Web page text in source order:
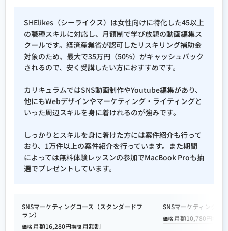
SHElikes（シーライクス）は女性向けに特化した45以上
の職種スキルに対応し、月額制で学び放題の動画編集ス
クールです。経済産業省が認可したリスキリング補助金
対象のため、最大で35万円（50%）がキャッシュバック
されるので、安く受講したい方におすすめです。
カリキュラムではSNS動画制作やYoutube編集があり、
他にもWebデザインやマーケティング・ライティングと
いった周辺スキルを身に着けれるのが強みです。
しっかりとスキルを身に着けた方には案件紹介も行って
おり、1万件以上の案件紹介を行っています。また期間
によっては無料体験レッスンの参加でMacBook Proも抽
選でプレゼントしています。
SNSマーケティングコース（スタンダードプ
ラン）
価格 月額16,280円期間 月額制
SNSマーケティングコ
価格 月額10,780円